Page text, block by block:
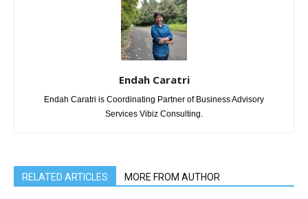
Endah Caratri
Endah Caratri is Coordinating Partner of Business Advisory
Services Vibiz Consulting.
RELATED ARTICLES MORE FROM AUTHOR